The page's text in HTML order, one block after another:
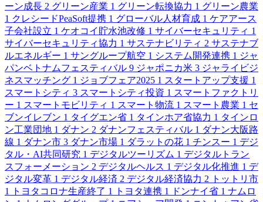
ーン成長 2 グリーン産業 1 グリーン転換協力 1 グリーン農業
1 クレシードPeaSoft提携 1 グローバル人材育成 1 ケアアース
子会社設立 1 ケオコイ貯水池改修 1 サイバーセキュリティ 1
サイバーセキュリティ協力 1 サステナビリティ 2 サステナブ
ルエネルギー 1 サングループ航空 1 システム開発連携 1 ジャ
パンベトナムフェスティバル 9 ジャポニカ米 3 ジャライビジ
ネスマッチング 1 ジョブフェア2025 1 スタートアップ支援 1
スマートシティ 3 スマートシティ投資 1 スマートファクトリ
ー 1 スマートモビリティ 1 スマート物流 1 スマート農業 1 セ
ブンイレブン 1 タイグエン省 1 タインホア省協力 1 タインロ
ン工業団地 1 ダナン 2 ダナンフェスティバル 1 ダナン大阪路
線 1 ダナン市 3 ダナン市場 1 ダラットの花 1 チンスー 1 デジ
タル・AI共同研究 1 デジタルツーリズム 1 デジタルトラン
スフォーメーション 2 デジタルヘルス 1 デジタル化推進 1 デ
ジタル変革 1 デジタル経済 2 デジタル経済協力 2
トットリ市
1
トヨタコロナ生産終了 1 トヨタ連携 1 ドンナイ省 1 ナムロ